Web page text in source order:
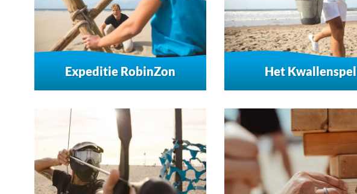
Expeditie RobinZon Het Kwallenspel